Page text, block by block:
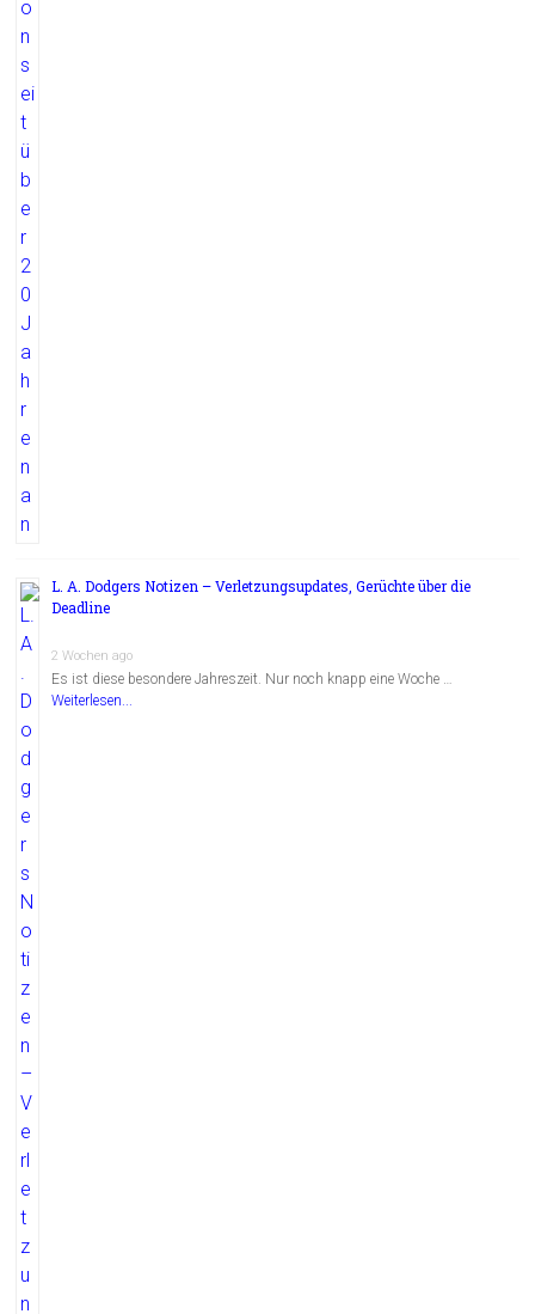
L. A. Dodgers Notizen – Verletzungsupdates, Gerüchte über die
Deadline
2 Wochen ago
Es ist diese besondere Jahreszeit. Nur noch knapp eine Woche …
Weiterlesen...